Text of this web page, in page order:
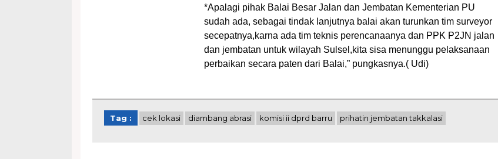
*Apalagi pihak Balai Besar Jalan dan Jembatan Kementerian PU
sudah ada, sebagai tindak lanjutnya balai akan turunkan tim surveyor
secepatnya,karna ada tim teknis perencanaanya dan PPK P2JN jalan
dan jembatan untuk wilayah Sulsel,kita sisa menunggu pelaksanaan
perbaikan secara paten dari Balai,” pungkasnya.( Udi)
Tag : cek lokasi diambang abrasi komisi ii dprd barru prihatin jembatan takkalasi